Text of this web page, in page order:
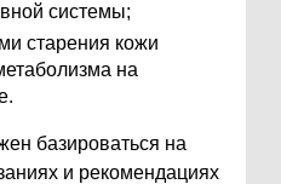
системы;
старения кожи
на
базироваться на
и рекомендациях